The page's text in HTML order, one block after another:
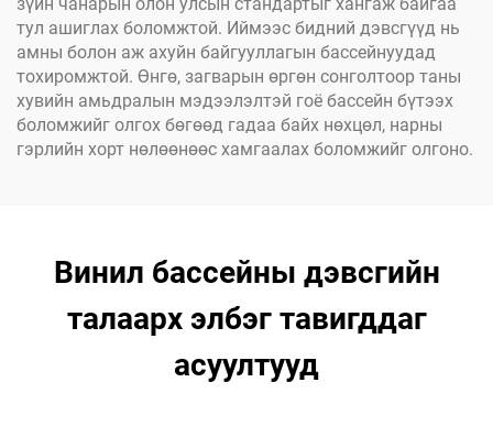
тул ашиглах боломжтой. Иймээс бидний дэвсгүүд нь
амны болон аж ахуйн байгууллагын бассейнуудад
тохиромжтой. Өнгө, загварын өргөн сонголтоор таны
хувийн амьдралын мэдээлэлтэй гоё бассейн бүтээх
боломжийг олгох бөгөөд гадаа байх нөхцөл, нарны
гэрлийн хорт нөлөөнөөс хамгаалах боломжийг олгоно.
Винил бассейны дэвсгийн
талаарх элбэг тавигддаг
асуултууд